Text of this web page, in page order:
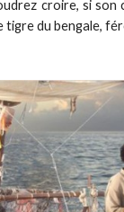
croire, si son
tigre du bengale,